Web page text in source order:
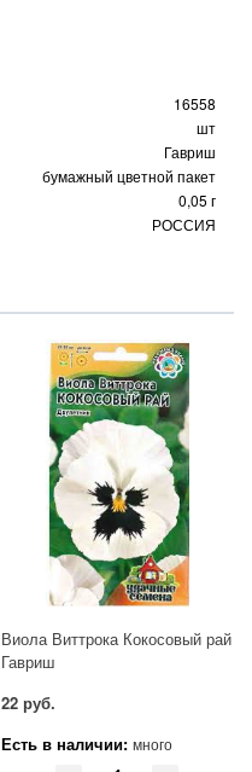
16558
шт
Гавриш
бумажный цветной пакет
0,05 г
РОССИЯ
Виола Виттрока Кокосовый рай
Гавриш
22 руб.
Есть в наличии: много